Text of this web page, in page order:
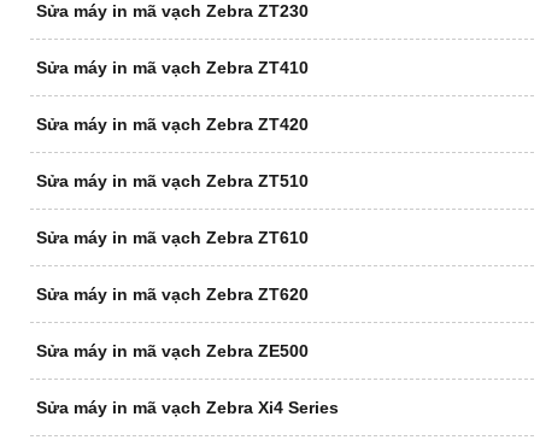
Sửa máy in mã vạch Zebra ZT230
Sửa máy in mã vạch Zebra ZT410
Sửa máy in mã vạch Zebra ZT420
Sửa máy in mã vạch Zebra ZT510
Sửa máy in mã vạch Zebra ZT610
Sửa máy in mã vạch Zebra ZT620
Sửa máy in mã vạch Zebra ZE500
Sửa máy in mã vạch Zebra Xi4 Series